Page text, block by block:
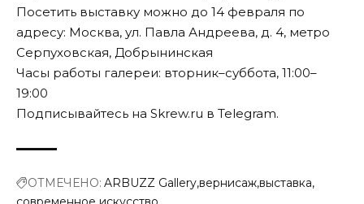
Посетить выставку можно до 14 февраля по
адресу: Москва, ул. Павла Андреева, д. 4, метро
Серпуховская, Добрынинская
Часы работы галереи: вторник–суббота, 11:00–
19:00
Подписывайтесь на Skrew.ru в Telegram.
ОТМЕЧЕНО: ARBUZZ Gallery вернисаж выставка